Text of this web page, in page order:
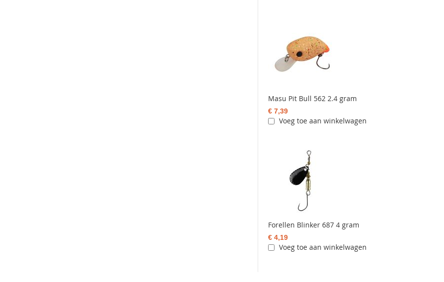
Masu Pit Bull 562 2.4 gram
€ 7,39
Voeg toe aan winkelwagen
Forellen Blinker 687 4 gram
€ 4,19
Voeg toe aan winkelwagen